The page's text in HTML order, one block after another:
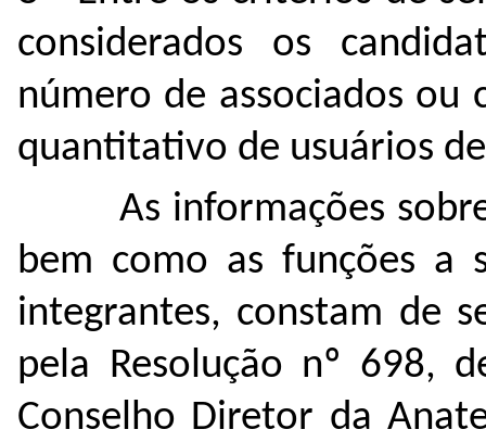
considerados os
número de associados ou
quantitativo de usuários
As informações
bem como as funções a
integrantes, constam de
pela Resolução nº 698,
Conselho Diretor da